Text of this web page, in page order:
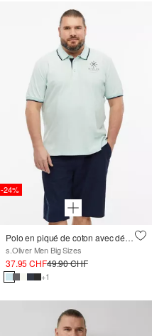
-24%
Polo en piqué de coton avec détails contrastés
s.Oliver Men Big Sizes
37.95 CHF49.90 CHF
+1